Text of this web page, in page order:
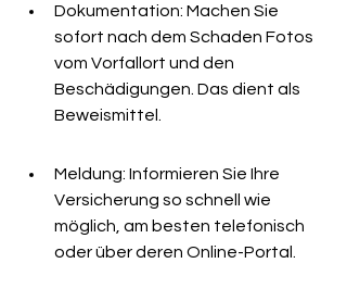
Dokumentation: Machen Sie
sofort nach dem Schaden Fotos
vom Vorfallort und den
Beschädigungen. Das dient als
Beweismittel.
Meldung: Informieren Sie Ihre
Versicherung so schnell wie
möglich, am besten telefonisch
oder über deren Online-Portal.